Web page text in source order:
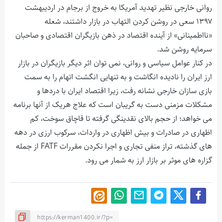
روانی خارجی نظیر تهدید آمریکا به خروج از برجام در اردیبهشت
۱۳۹۷ سعی در روشن کردن التهاب در بازار داشتند، شعله
«نااطمینانی» از آینده اقتصاد در ذهن بازیگران اقتصادی و صاحبان
سرمایه روشن شد.
در کنار عوامل سیاسی و روانی، نمی توان اثر دیگر بازیگران در بازار
ارز ایران را نادیده انگاشت و به تنهایی انگشت اتهام را به سمت
بازی سازان خارجی نشانه رفت، زیرا اقتصاد ایران با دردها و
مشکلات مزمنی دست به گریبان است که علاج هریک از آنها برنامه
می خواهد؛ از حجم بالای نقدینگی گرفته تا قاچاق سوخت، کم
اظهاری در صادرات و بیش اظهاری در واردات، سرکوب ارزی در دهه
های گذشته، تراز منفی تجاری و اجرا نکردن مقررات FATF از جمله
گزاره های موثر بر بازار ارز به شمار می رود.